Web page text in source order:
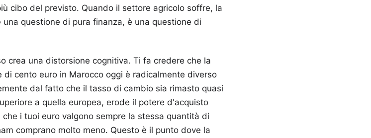
cibo del previsto. Quando il settore agricolo soffre, la
questione di pura finanza, è una questione di
crea una distorsione cognitiva. Ti fa credere che la
cento euro in Marocco oggi è radicalmente diverso
dal fatto che il tasso di cambio sia rimasto quasi
a quella europea, erode il potere d'acquisto
i tuoi euro valgono sempre la stessa quantità di
comprano molto meno. Questo è il punto dove la